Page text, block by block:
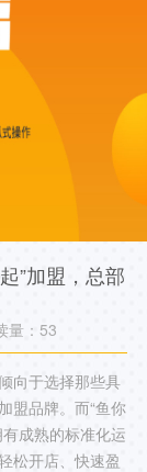
”加盟，总部
： 53
向于选择那些具
盟品牌。而“鱼你
成熟的标准化运
松开店、快速盈